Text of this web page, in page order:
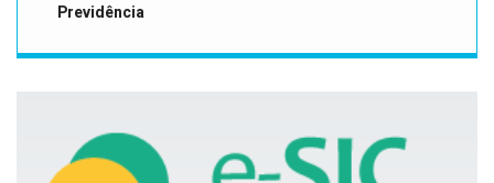
Previdência